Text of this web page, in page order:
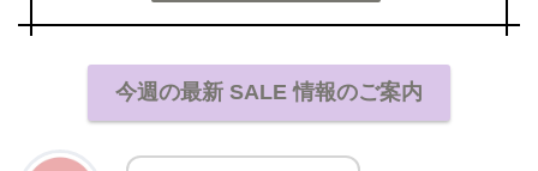
今週の最新 SALE 情報のご案内